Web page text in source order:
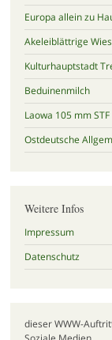
Europa allein zu
Akeleiblättrige
Kulturhauptstadt
Beduinenmilch
Laowa 105 mm STF
Ostdeutsche
Weitere Infos
Impressum
Datenschutz
dieser WWW-